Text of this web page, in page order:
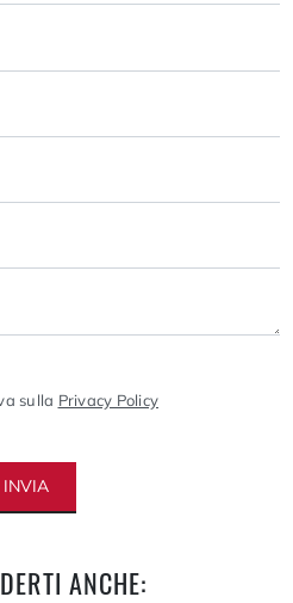
sulla Privacy Policy
INVIA
ANCHE: